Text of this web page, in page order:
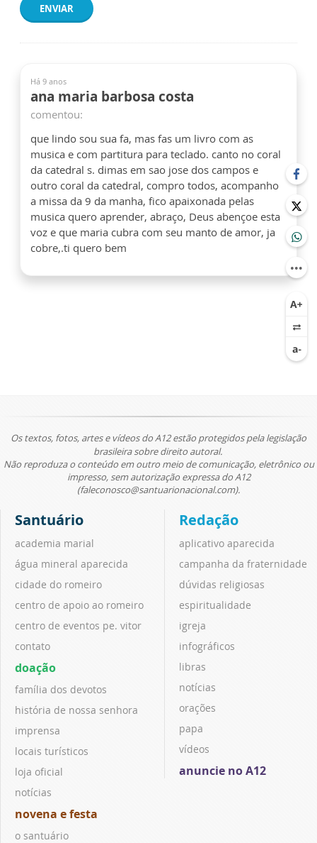
ENVIAR
Há 9 anos
ana maria barbosa costa
comentou:
que lindo sou sua fa, mas fas um livro com as
musica e com partitura para teclado. canto no coral
da catedral s. dimas em sao jose dos campos e
outro coral da catedral, compro todos, acompanho
a missa da 9 da manha, fico apaixonada pelas
musica quero aprender, abraço, Deus abençoe esta
voz e que maria cubra com seu manto de amor, ja
cobre,.ti quero bem
Os textos, fotos, artes e vídeos do A12 estão protegidos pela legislação
brasileira sobre direito autoral.
Não reproduza o conteúdo em outro meio de comunicação, eletrônico ou
impresso, sem autorização expressa do A12
(faleconosco@santuarionacional.com).
Santuário
academia marial
água mineral aparecida
cidade do romeiro
centro de apoio ao romeiro
centro de eventos pe. vitor
contato
doação
família dos devotos
história de nossa senhora
imprensa
locais turísticos
loja oficial
notícias
novena e festa
o santuário
Redação
aplicativo aparecida
campanha da fraternidade
dúvidas religiosas
espiritualidade
igreja
infográficos
libras
notícias
orações
papa
vídeos
anuncie no A12